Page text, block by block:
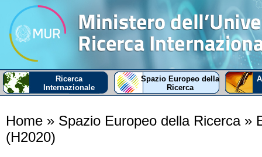
Ricerca
Internazionale
Spazio Europeo della
Ricerca
Home » Spazio Europeo della Ricerca»
(H2020)